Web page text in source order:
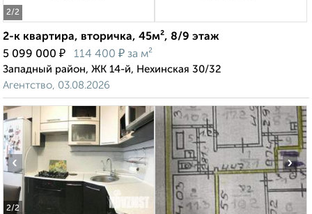
2/2
2-к квартира, вторичка, 45м², 8/9 этаж
5 099 000 ₽ 114 400 ₽ за м²
Западный район, ЖК 14-й, Нехинская 30/32
Агентство, 03.08.2026
2/2
‹ ›